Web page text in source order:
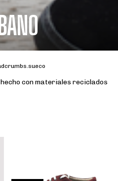
con materiales reciclados